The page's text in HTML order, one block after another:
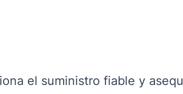
el suministro fiable y